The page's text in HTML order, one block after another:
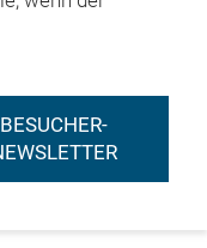
BESUCHER-